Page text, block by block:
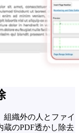
組織外の人とファイ
蔵のPDF透かし除去